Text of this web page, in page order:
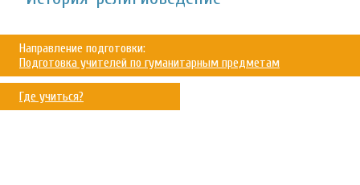
Направление подготовки:
Подготовка учителей по гуманитарным предметам
Где учиться?